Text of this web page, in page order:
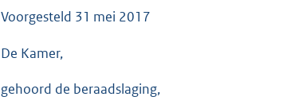
Voorgesteld 31 mei 2017
De Kamer,
gehoord de beraadslaging,